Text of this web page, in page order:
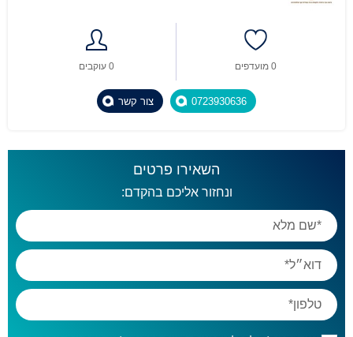
0 עוקבים 0 מועדפים
צור קשר 0723930636
השאירו פרטים
ונחזור אליכם בהקדם: